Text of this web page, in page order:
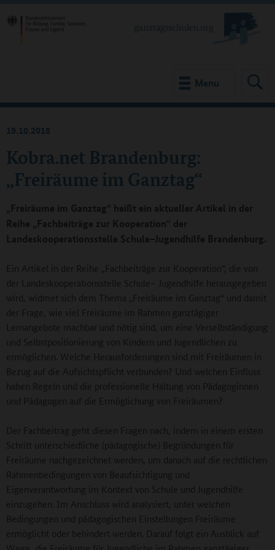
Menu
Kobra.net Brandenburg:
„Freiräume im Ganztag“
19.10.2018
„Freiräume im Ganztag“ heißt ein aktueller Artikel in der
Reihe „Fachbeiträge zur Kooperation“ der
Landeskooperationsstelle Schule–Jugendhilfe Brandenburg.
Ein Artikel in der Reihe „Fachbeiträge zur Kooperation“, die von
der Landeskooperationsstelle Schule– Jugendhilfe herausgegeben
wird, widmet sich dem Thema „Freiräume im Ganztag“ und damit
der Frage, wie viel Freiräume im Rahmen ganztägiger
Lernangebote machbar und nötig sind, um eine Verselbständigung
und Selbstpositionierung von Kindern und Jugendlichen zu
ermöglichen. Welche Herausforderungen sind mit Freiräumen in
Bezug auf die Aufsichtspflicht verbunden? Und welchen Einfluss
haben Regeln und die professionelle Haltung von Pädagoginnen
und Pädagogen auf die Ermöglichung von Freiräumen?
Der Fachbeitrag geht diesen Fragen nach, indem in einem ersten
Schritt unterschiedliche (pädagogische) Begründungen für
Freiräume nachgezeichnet werden, um danach auf die rechtlichen
Rahmenbedingungen von Beaufsichtigung und
Eigenverantwortung im Kontext von Schule und Jugendhilfe
einzugehen. Im Anschluss wird analysiert, unter welchen
Bedingungen und pädagogischen Einstellungen Freiräume
ermöglicht oder behindert werden. Darauf folgt ein Ausblick auf